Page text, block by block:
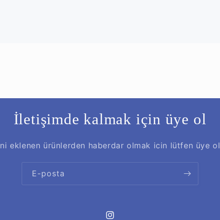
İletişimde kalmak için üye ol
eklenen ürünlerden haberdar olmak icin lütfen üye
E-posta